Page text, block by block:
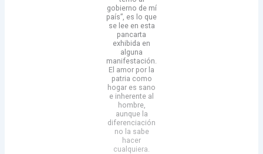
gobierno de mí
país”, es lo que
se lee en esta
pancarta
exhibida en
alguna
manifestación.
El amor por la
patria como
hogar es sano
e inherente al
hombre,
aunque la
diferenciación
no la sabe
hacer
cualquiera.